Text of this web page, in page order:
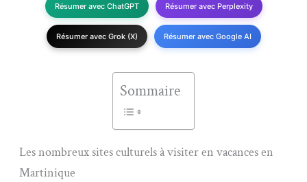
Résumer avec ChatGPT Résumer avec Perplexity
Résumer avec Grok (X) Résumer avec Google AI
Sommaire
Les nombreux sites culturels à visiter en vacances en
Martinique